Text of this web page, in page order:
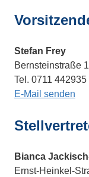
Stefan Frey
Bernsteinstraße
Tel. 0711
E-Mail senden
Bianca
Ernst-Heinkel-